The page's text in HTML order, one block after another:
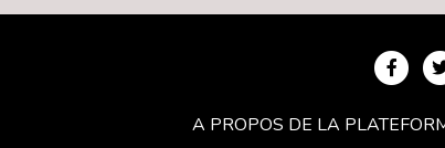
A PROPOS DE LA